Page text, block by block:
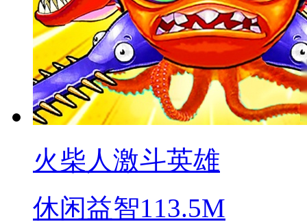
火柴人激斗英雄
休闲益智113.5M